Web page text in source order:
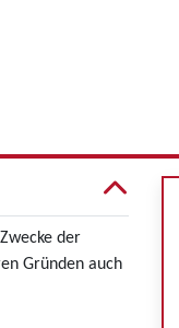
der
Gründen auch